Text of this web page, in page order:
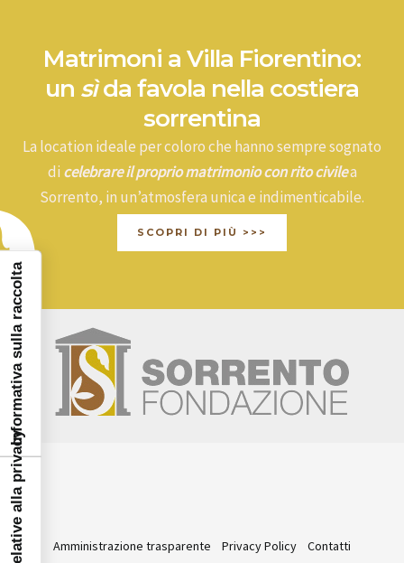
Matrimoni a Villa Fiorentino:
un sìda favola nella costiera
sorrentina
La location ideale per coloro che hanno sempre sognato
di celebrare il proprio matrimonio con rito civilea
Sorrento, in un’atmosfera unica e indimenticabile.
SCOPRI DI PIÙ >>>
Amministrazione trasparente Privacy Policy Contatti
Informativa sulla raccolta